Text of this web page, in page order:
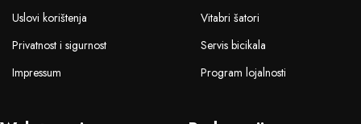
Uslovi korištenja
Privatnost i sigurnost
Impressum
Vitabri šatori
Servis bicikala
Program lojalnosti